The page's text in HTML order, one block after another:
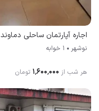
اجاره آپارتمان ساحلی دماوند 102 نوشهر
نوشهر 1 خوابه
هر شب از ۱٬۶۰۰٬۰۰۰ تومان